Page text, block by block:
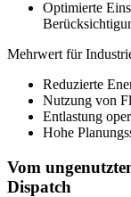
Optimierte
Mehrwert für
Reduzierte
Nutzung von
Entlastung
Hohe
Vom
Dispatch